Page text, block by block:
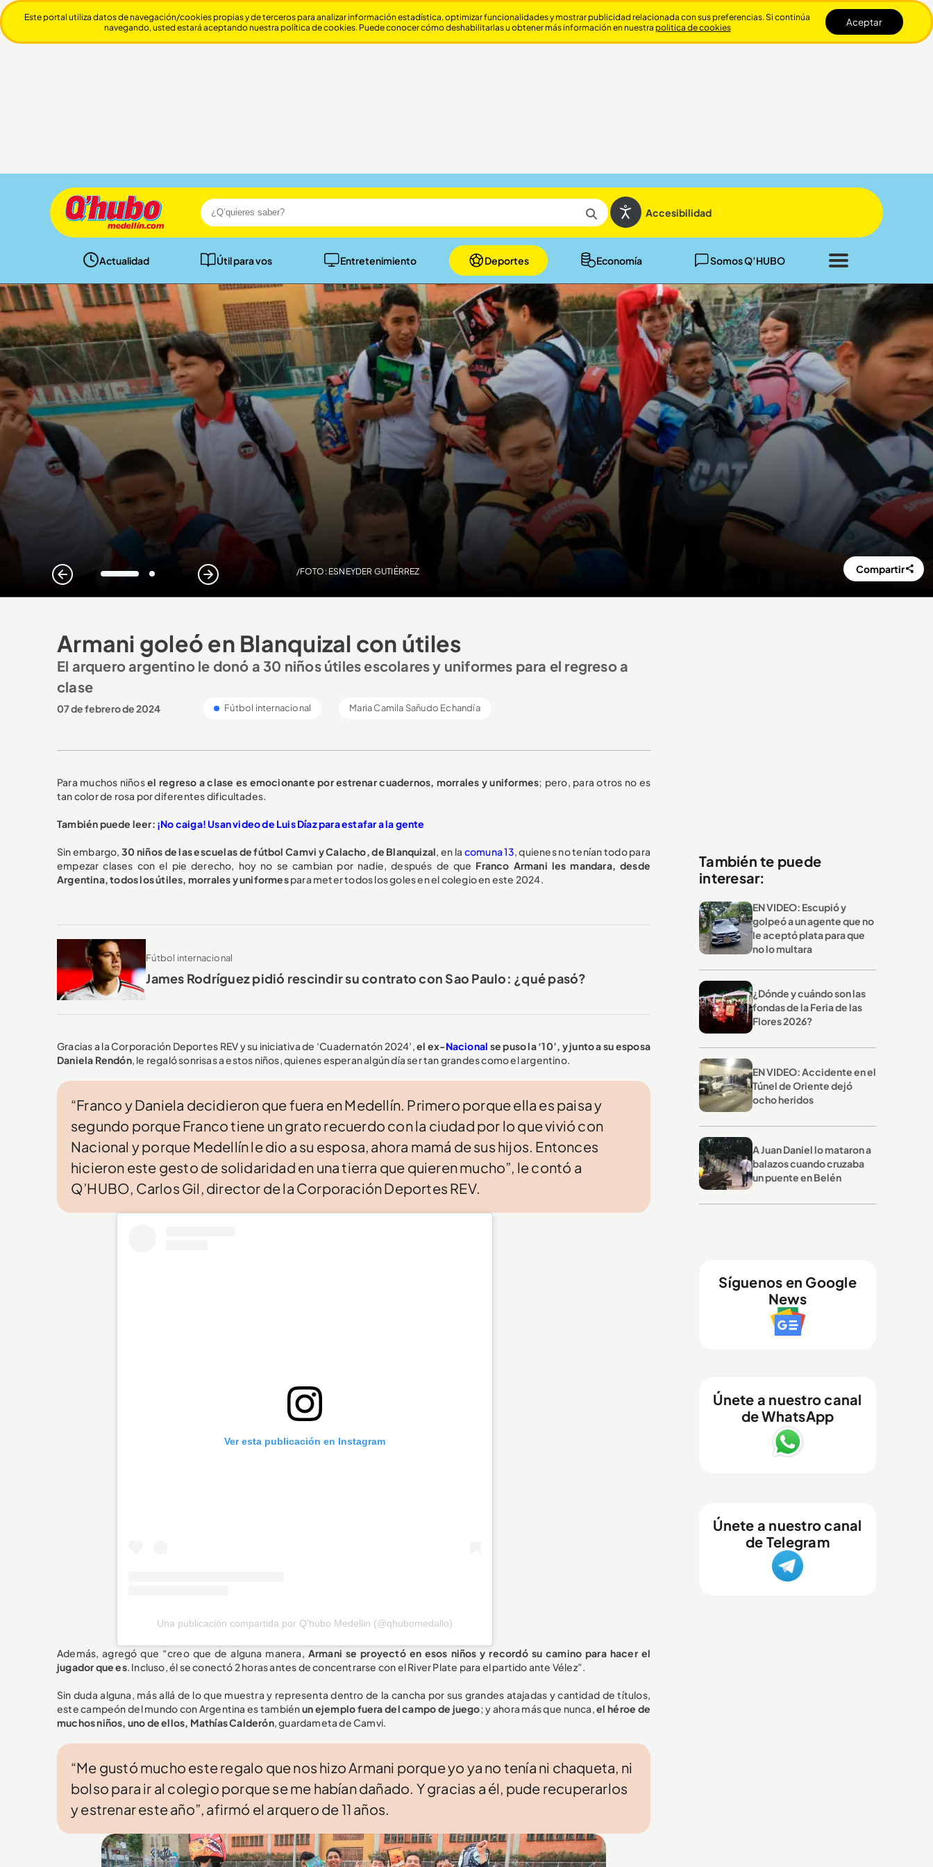
Accesibilidad
Actualidad Útil para vos Entretenimiento Deportes Economía Somos Q’HUBO
Cerrar
/FOTO: ESNEYDER GUTIÉRREZ
1 2
Compartir
Armani goleó en Blanquizal con útiles
El arquero argentino le donó a 30 niños útiles escolares y uniformes para el regreso a
clase
07 de febrero de 2024 Fútbol internacional Maria Camila Sañudo Echandía
Para muchos niñosel regreso a clase es emocionante por estrenar cuadernos, morrales y uniformes; pero, para otros no es
tan color de rosa por diferentes dificultades.
También puede leer: ¡No caiga! Usan video de Luis Díaz para estafar a la gente
Sin embargo,30 niños de las escuelas de fútbol Camvi y Calacho, de Blanquizal, en la comuna 13, quienes no tenían todo para
empezar clases con el pie derecho, hoy no se cambian por nadie, después de que Franco Armani les mandara, desde
Argentina, todos los útiles, morrales y uniformespara meter todos los goles en el colegio en este 2024.
Fútbol internacional
James Rodríguez pidió rescindir su contrato con Sao Paulo: ¿qué pasó?
Gracias a la Corporación Deportes REV y su iniciativa de ‘Cuadernatón 2024’,el ex-Nacional se puso la ‘10’, y junto a su esposa
Daniela Rendón, le regaló sonrisas a estos niños, quienes esperan algún día ser tan grandes como el argentino.
“Franco y Daniela decidieron que fuera en Medellín. Primero porque ella es paisa y
segundo porque Franco tiene un grato recuerdo con la ciudad por lo que vivió con
Nacional y porque Medellín le dio a su esposa, ahora mamá de sus hijos. Entonces
hicieron este gesto de solidaridad en una tierra que quieren mucho”, le contó a
Q’HUBO, Carlos Gil, director de la Corporación Deportes REV.
Ver esta publicación en Instagram
Una publicación compartida por Q'hubo Medellin (@qhubomedallo)
Además, agregó que “creo que de alguna manera, Armani se proyectó en esos niños y recordó su camino para hacer el
jugador que es. Incluso, él se conectó 2 horas antes de concentrarse con el River Plate para el partido ante Vélez”.
Sin duda alguna, más allá de lo que muestra y representa dentro de la cancha por sus grandes atajadas y cantidad de títulos,
este campeón del mundo con Argentina es tambiénun ejemplo fuera del campo de juego; y ahora más que nunca,el héroe de
muchos niños, uno de ellos, Mathías Calderón, guardameta de Camvi.
“Me gustó mucho este regalo que nos hizo Armani porque yo ya no tenía ni chaqueta, ni
bolso para ir al colegio porque se me habían dañado. Y gracias a él, pude recuperarlos
y estrenar este año”, afirmó el arquero de 11 años.
También te puede
interesar:
EN VIDEO: Escupió y
golpeó a un agente que no
le aceptó plata para que
no lo multara
¿Dónde y cuándo son las
fondas de la Feria de las
Flores 2026?
EN VIDEO: Accidente en el
Túnel de Oriente dejó
ocho heridos
A Juan Daniel lo mataron a
balazos cuando cruzaba
un puente en Belén
Síguenos en Google
News
Únete a nuestro canal
de WhatsApp
Únete a nuestro canal
de Telegram
Este portal utiliza datos de navegación/cookies propias y de terceros para analizar información estadística, optimizar funcionalidades y mostrar publicidad relacionada con sus preferencias. Si continúa
navegando, usted estará aceptando nuestra política de cookies. Puede conocer cómo deshabilitarlas u obtener más información en nuestra politica de cookies Aceptar